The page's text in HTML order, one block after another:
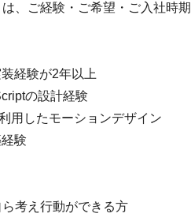
は、ご経験・ご希望・ご入社時
経験が2年以上
の設計経験
用したモーションデザイン
験
ら考え行動ができる方